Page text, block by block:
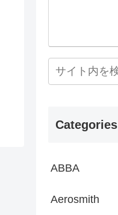
Categories
ABBA
Aerosmith